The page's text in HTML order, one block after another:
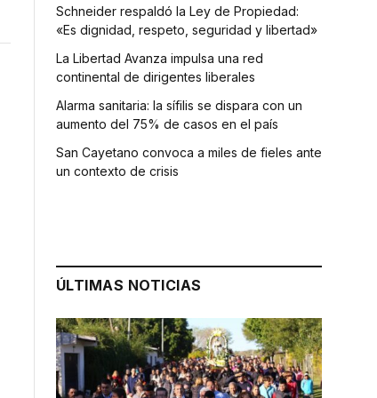
Schneider respaldó la Ley de Propiedad:
«Es dignidad, respeto, seguridad y libertad»
La Libertad Avanza impulsa una red
continental de dirigentes liberales
Alarma sanitaria: la sífilis se dispara con un
aumento del 75% de casos en el país
San Cayetano convoca a miles de fieles ante
un contexto de crisis
ÚLTIMAS NOTICIAS